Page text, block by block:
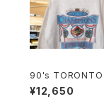
90's TORONTO
UE JAYS world
mpions Sweat
¥12,650